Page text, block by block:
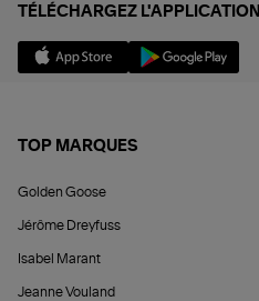
TÉLÉCHARGEZ L'APPLICATION
TOP MARQUES
Golden Goose
Jérôme Dreyfuss
Isabel Marant
Jeanne Vouland